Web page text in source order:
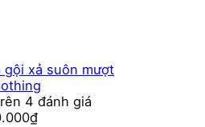
gội xả suôn mượt
4 đánh giá
₫